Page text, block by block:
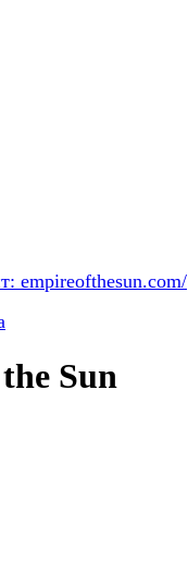
empireofthesun.com/
Sun